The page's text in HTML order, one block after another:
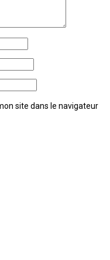
site dans le navigateur